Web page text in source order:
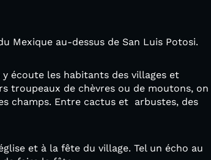
Mexique au-dessus de San Luis Potosi.
écoute les habitants des villages et
troupeaux de chèvres ou de moutons, on
champs. Entre cactus et arbustes, des
et à la fête du village. Tel un écho au